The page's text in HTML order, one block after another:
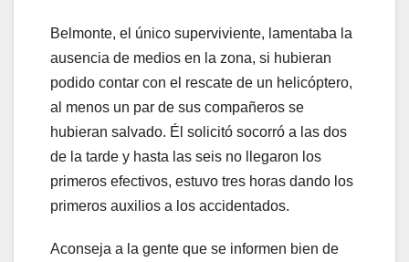
Belmonte, el único superviviente, lamentaba la
ausencia de medios en la zona, si hubieran
podido contar con el rescate de un helicóptero,
al menos un par de sus compañeros se
hubieran salvado. Él solicitó socorró a las dos
de la tarde y hasta las seis no llegaron los
primeros efectivos, estuvo tres horas dando los
primeros auxilios a los accidentados.
Aconseja a la gente que se informen bien de